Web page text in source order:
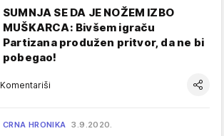
SUMNJA SE DA JE NOŽEM IZBO
MUŠKARCA: Bivšem igraču
Partizana produžen pritvor, da ne bi
pobegao!
Komentariši
CRNA HRONIKA 3.9.2020.